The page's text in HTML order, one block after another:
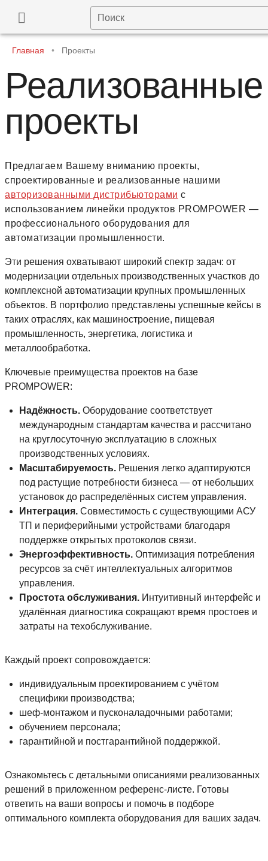
Поиск
Главная • Проекты
Реализованные
проекты
Предлагаем Вашему вниманию проекты,
спроектированные и реализованные нашими
авторизованными дистрибьюторами с
использованием линейки продуктов PROMPOWER —
профессионального оборудования для
автоматизации промышленности.
Эти решения охватывают широкий спектр задач: от
модернизации отдельных производственных участков до
комплексной автоматизации крупных промышленных
объектов. В портфолио представлены успешные кейсы в
таких отраслях, как машиностроение, пищевая
промышленность, энергетика, логистика и
металлообработка.
Ключевые преимущества проектов на базе
PROMPOWER:
Надёжность. Оборудование соответствует
международным стандартам качества и рассчитано
на круглосуточную эксплуатацию в сложных
производственных условиях.
Масштабируемость. Решения легко адаптируются
под растущие потребности бизнеса — от небольших
установок до распределённых систем управления.
Интеграция. Совместимость с существующими АСУ
ТП и периферийными устройствами благодаря
поддержке открытых протоколов связи.
Энергоэффективность. Оптимизация потребления
ресурсов за счёт интеллектуальных алгоритмов
управления.
Простота обслуживания. Интуитивный интерфейс и
удалённая диагностика сокращают время простоев и
затраты на техобслуживание.
Каждый проект сопровождается:
индивидуальным проектированием с учётом
специфики производства;
шеф-монтажом и пусконаладочными работами;
обучением персонала;
гарантийной и постгарантийной поддержкой.
Ознакомьтесь с детальными описаниями реализованных
решений в приложенном референс-листе. Готовы
ответить на ваши вопросы и помочь в подборе
оптимального комплекта оборудования для ваших задач.